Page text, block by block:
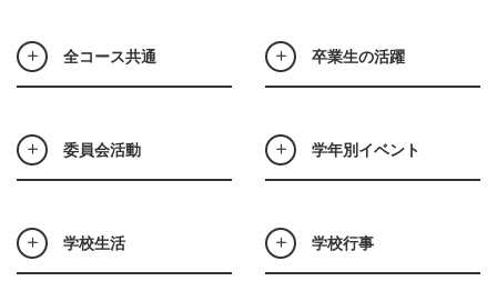
全コース共通 卒業生の活躍
委員会活動 学年別イベント
学校生活 学校行事